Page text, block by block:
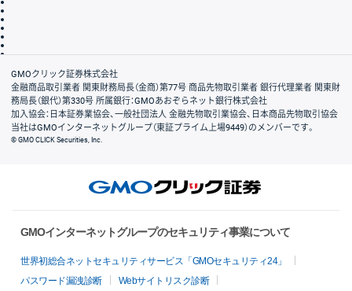
会社案内
GMOクリック証券株式会社
金融商品取引業者 関東財務局長（金商）第77号 商品先物取引業者 銀行代理業者 関東財
務局長（銀代）第330号 所属銀行：GMOあおぞらネット銀行株式会社
加入協会：日本証券業協会、一般社団法人 金融先物取引業協会、日本商品先物取引協会
当社はGMOインターネットグループ（東証プライム上場9449）のメンバーです。
© GMO CLICK Securities, Inc.
GMOインターネットグループのセキュリティ事業について
世界初総合ネットセキュリティサービス「GMOセキュリティ24」
パスワード漏洩診断
Webサイトリスク診断